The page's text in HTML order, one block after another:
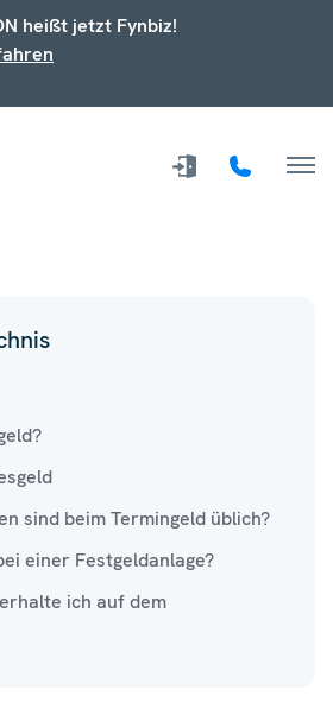
heißt jetzt Fynbiz!
sind beim Termingeld üblich?
einer Festgeldanlage?
ich auf dem